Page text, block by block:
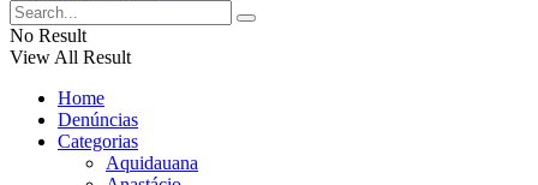
No Result
View All Result
Home
Denúncias
Categorias
Aquidauana